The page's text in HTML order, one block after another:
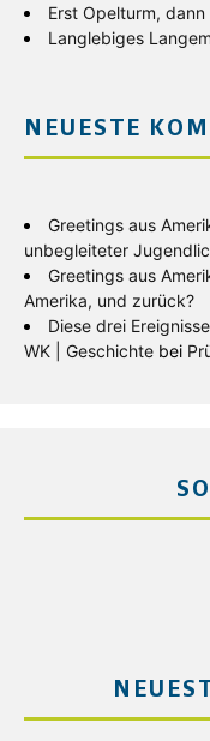
Erst Opelturm,
Langlebiges
NEUESTE
Greetings aus
unbegleiteter
Greetings aus
Amerika, und zurück?
Diese drei
WK | Geschichte bei